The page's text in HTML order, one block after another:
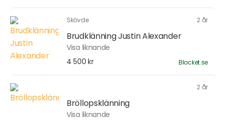
Skövde 2 år
Brudklänning Justin Alexander
Visa liknande
4 500 kr
Blocket.se
2 år
Bröllopsklänning
Visa liknande